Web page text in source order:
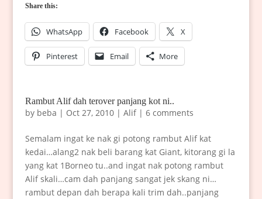
Share this:
WhatsApp Facebook X
Pinterest Email More
Rambut Alif dah terover panjang kot ni..
by beba | Oct 27, 2010| Alif| 6 comments
Semalam ingat ke nak gi potong rambut Alif kat
kedai…alang2 nak beli barang kat Giant, kitorang gi la
yang kat 1Borneo tu..and ingat nak potong rambut
Alif skali…cam dah panjang sangat jek skang ni…
rambut depan dah berapa kali trim dah..panjang